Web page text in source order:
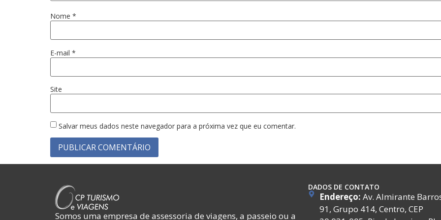
Nome *
E-mail *
Site
Salvar meus dados neste navegador para a próxima vez que eu comentar.
Somos uma empresa de assessoria de viagens, a passeio ou a
DADOS DE CONTATO
Endereço: Av. Almirante
91, Grupo 414, Centro, CEP